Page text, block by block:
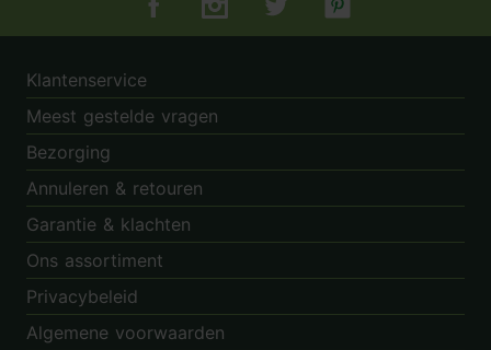
Tuincentrum.nl op Facebook
Tuincentrum.nl op Instagram
Tuincentrum.nl op Twitter
Tuincentrum.nl op
Klantenservice
Meest gestelde vragen
Bezorging
Annuleren & retouren
Garantie & klachten
Ons assortiment
Privacybeleid
Algemene voorwaarden